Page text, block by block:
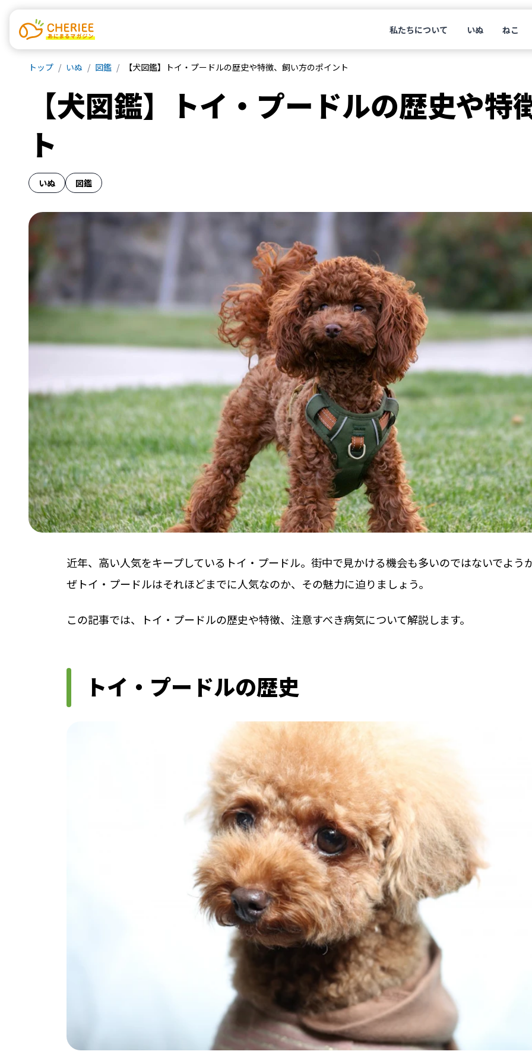
私たちについて いぬ ねこ
トップ いぬ 図鑑 【犬図鑑】トイ・プードルの歴史や特徴、飼い方のポイント
【犬図鑑】トイ・プードルの歴史や
ト
いぬ 図鑑
近年、高い人気をキープしているトイ・プードル。街中で見かける機会も多いのではないでよう
ぜトイ・プードルはそれほどまでに人気なのか、その魅力に迫りましょう。
この記事では、トイ・プードルの歴史や特徴、注意すべき病気について解説します。
トイ・プードルの歴史